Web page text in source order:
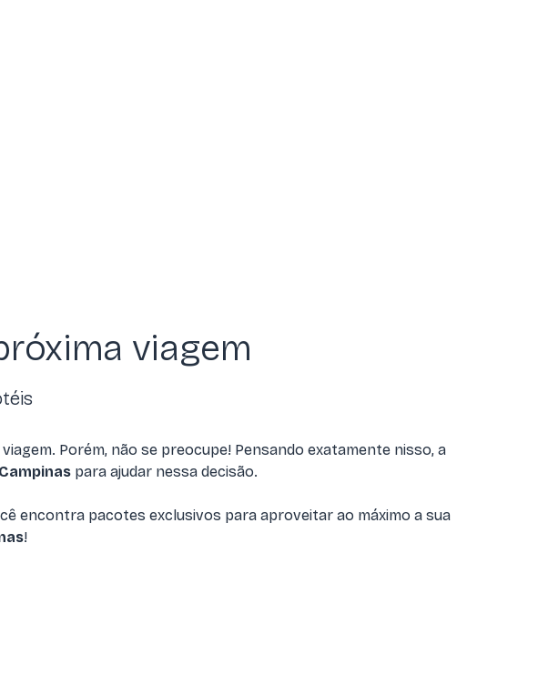
viagem
Porém, não se preocupe! Pensando exatamente nisso, a
para ajudar nessa decisão.
encontra pacotes exclusivos para aproveitar ao máximo a sua
!